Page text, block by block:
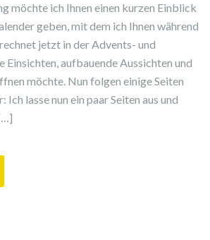
möchte ich Ihnen einen kurzen Einblick
geben, mit dem ich Ihnen während
jetzt in der Advents- und
Einsichten, aufbauende Aussichten und
möchte. Nun folgen einige Seiten
Ich lasse nun ein paar Seiten aus und